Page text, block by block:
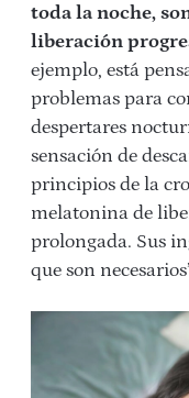
toda la noche,
liberación
ejemplo, está
problemas para
despertares
sensación de
principios de la
melatonina de
prolongada. Sus
que son